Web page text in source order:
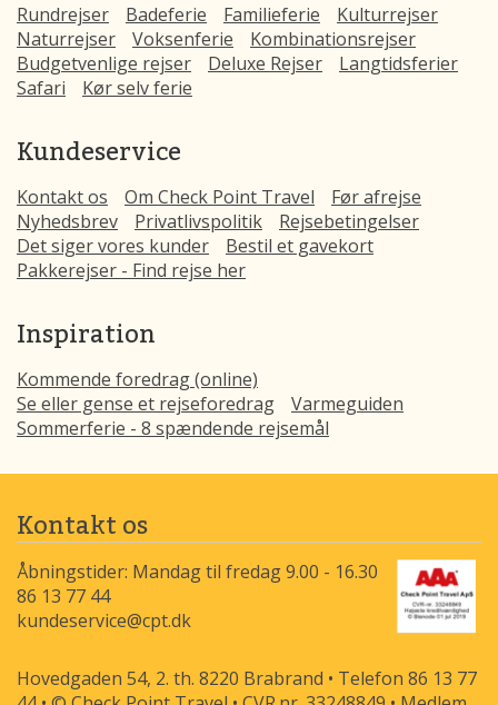
Rundrejser Badeferie Familieferie
Kulturrejser
Naturrejser
Voksenferie
Kombinationsrejser
Budgetvenlige rejser
Deluxe Rejser
Langtidsferier
Safari
Kør selv ferie
Kundeservice
Kontakt os Om Check Point Travel
Før afrejse
Nyhedsbrev
Privatlivspolitik
Rejsebetingelser
Det siger vores kunder
Bestil et gavekort
Pakkerejser - Find rejse her
Inspiration
Kommende foredrag (online)
Se eller gense et rejseforedrag
Varmeguiden
Sommerferie - 8 spændende rejsemål
Kontakt os
Åbningstider: Mandag til fredag 9.00 - 16.30
86 13 77 44
kundeservice@cpt.dk
Hovedgaden 54, 2. th. 8220 Brabrand • Telefon 86 13 77